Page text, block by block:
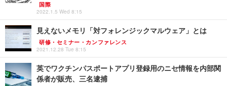
国際
2022.1.5 Wed 8:15
見えないメモリ「対フォレンジックマルウェア」とは
研修・セミナー・カンファレンス
2021.12.28 Tue 8:15
英でワクチンパスポートアプリ登録用のニセ情報を内部関
係者が販売、三名逮捕